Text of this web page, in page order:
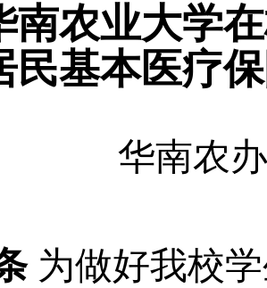
南农业大学
民基本医疗
华南农
为做好我校